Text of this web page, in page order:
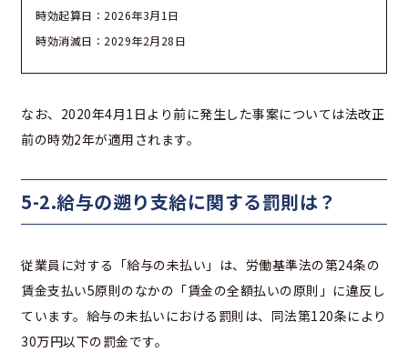
時効起算日：2026年3月1日
時効消滅日：2029年2月28日
なお、2020年4月1日より前に発生した事案については法改正
前の時効2年が適用されます。
5-2.給与の遡り支給に関する罰則は？
従業員に対する「給与の未払い」は、労働基準法の第24条の
賃金支払い5原則のなかの「賃金の全額払いの原則」に違反し
ています。給与の未払いにおける罰則は、同法第120条により
30万円以下の罰金です。